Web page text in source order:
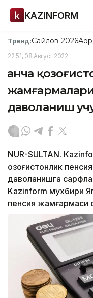
KAZINFORM
Тренд:Сайлов-2026
22:51, 08 Август 2022
Қанча
даволаниш
NUR-SULTAN.
қозоғистонлик
даволанишга
Kazinform мухбири
пенсия жамғармаси